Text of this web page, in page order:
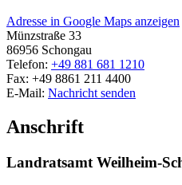
Adresse in Google Maps anzeigen
Münzstraße 33
86956 Schongau
Telefon: +49 881 681 1210
Fax: +49 8861 211 4400
E-Mail: Nachricht senden
Anschrift
Landratsamt Weilheim-